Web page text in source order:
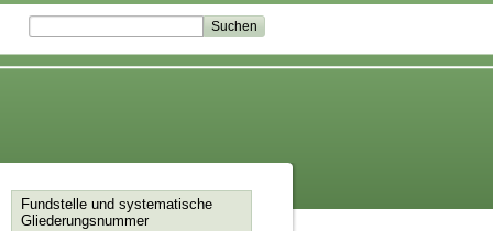
Fundstelle und systematische
Gliederungsnummer